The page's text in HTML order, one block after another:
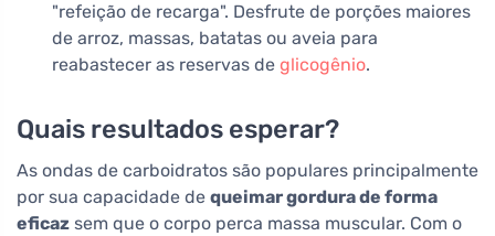
"refeição de recarga". Desfrute de porções maiores
de arroz, massas, batatas ou aveia para
reabastecer as reservas de glicogênio.
Quais resultados esperar?
As ondas de carboidratos são populares principalmente
por sua capacidade de queimar gordura de forma
eficaz sem que o corpo perca massa muscular. Com o